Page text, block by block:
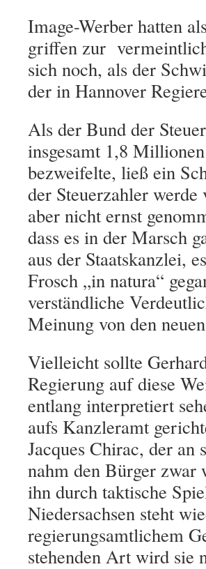
Image-Werber hatten
griffen zur
sich noch, als der
der in Hannover
Als der Bund der
insgesamt 1,8
bezweifelte, ließ ein
der Steuerzahler
aber nicht ernst
dass es in der Marsch
aus der Staatskanzlei,
Frosch „in natura“
verständliche
Meinung von den
Vielleicht sollte
Regierung auf diese
entlang interpretiert
aufs Kanzleramt
Jacques Chirac, der
nahm den Bürger zwar
ihn durch taktische
Niedersachsen steht
regierungsamtlichem
stehenden Art wird sie